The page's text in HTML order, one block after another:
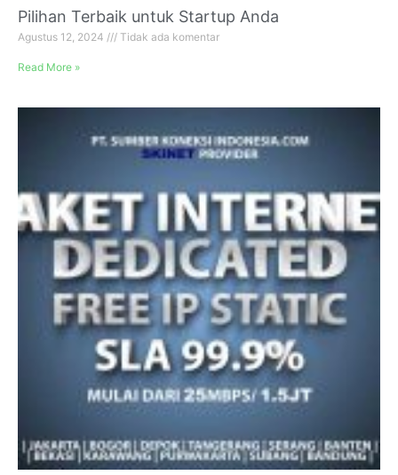
Pilihan Terbaik untuk Startup Anda
Agustus 12, 2024 Tidak ada komentar
Read More »